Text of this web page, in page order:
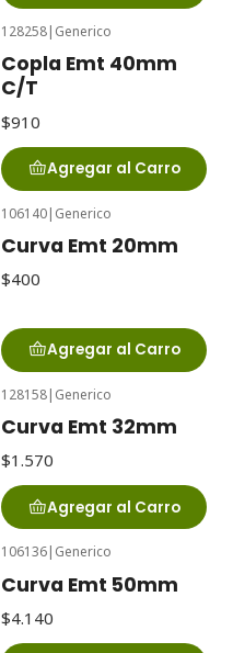
128258| Generico
Copla Emt 40mm
C/T
$910
Agregar al Carro
106140| Generico
Curva Emt 20mm
$400
Agregar al Carro
128158| Generico
Curva Emt 32mm
$1.570
Agregar al Carro
106136| Generico
Curva Emt 50mm
$4.140